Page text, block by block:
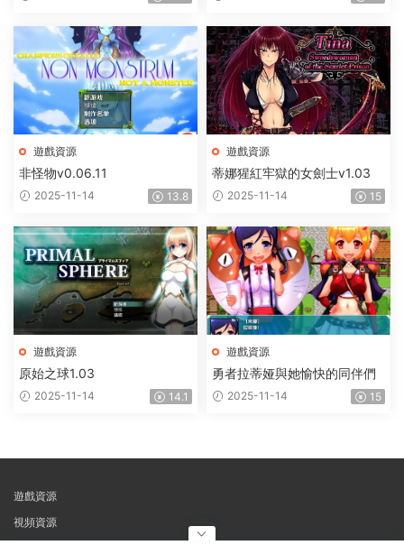
遊戲資源
非怪物v0.06.11
2025-11-14 13.8
遊戲資源
蒂娜猩紅牢獄的女劍士v1.03
2025-11-14 15
遊戲資源
原始之球1.03
2025-11-14 14.1
遊戲資源
勇者拉蒂娅與她愉快的同伴們
2025-11-14 15
遊戲資源
視頻資源